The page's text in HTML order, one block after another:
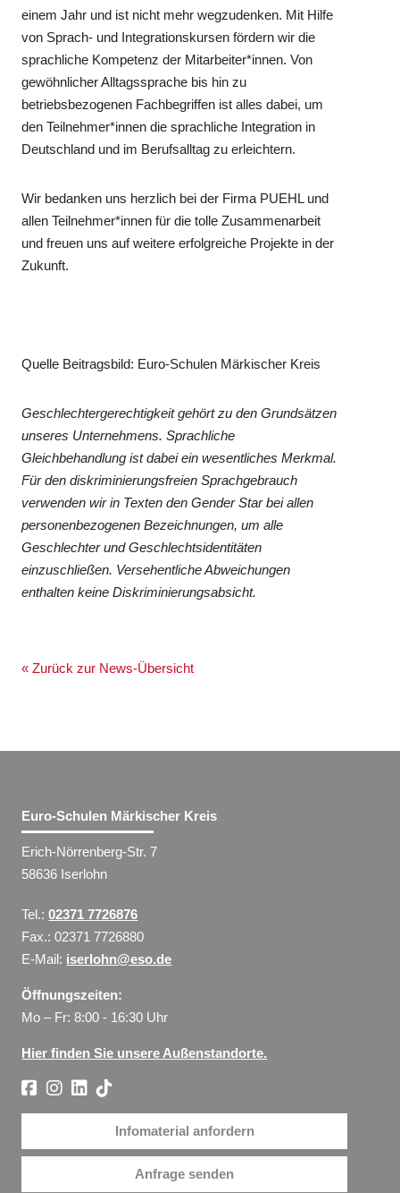
einem Jahr und ist nicht mehr wegzudenken. Mit Hilfe
von Sprach- und Integrationskursen fördern wir die
sprachliche Kompetenz der Mitarbeiter*innen. Von
gewöhnlicher Alltagssprache bis hin zu
betriebsbezogenen Fachbegriffen ist alles dabei, um
den Teilnehmer*innen die sprachliche Integration in
Deutschland und im Berufsalltag zu erleichtern.
Wir bedanken uns herzlich bei der Firma PUEHL und
allen Teilnehmer*innen für die tolle Zusammenarbeit
und freuen uns auf weitere erfolgreiche Projekte in der
Zukunft.
Quelle Beitragsbild: Euro-Schulen Märkischer Kreis
Geschlechtergerechtigkeit gehört zu den Grundsätzen
unseres Unternehmens. Sprachliche
Gleichbehandlung ist dabei ein wesentliches Merkmal.
Für den diskriminierungsfreien Sprachgebrauch
verwenden wir in Texten den Gender Star bei allen
personenbezogenen Bezeichnungen, um alle
Geschlechter und Geschlechtsidentitäten
einzuschließen. Versehentliche Abweichungen
enthalten keine Diskriminierungsabsicht.
« Zurück zur News-Übersicht
Euro-Schulen Märkischer Kreis
Erich-Nörrenberg-Str. 7
58636 Iserlohn
Tel.:02371 7726876
Fax.: 02371 7726880
E-Mail: iserlohn@eso.de
Öffnungszeiten:
Mo – Fr: 8:00 - 16:30 Uhr
Hier finden Sie unsere Außenstandorte.
Infomaterial anfordern
Anfrage senden